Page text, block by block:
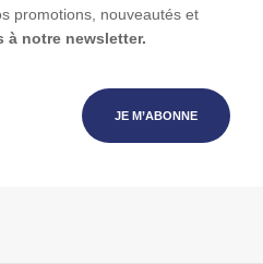
promotions, nouveautés et
à notre newsletter.
JE M’ABONNE